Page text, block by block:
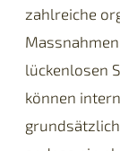
zahlreiche
lückenlosen
können